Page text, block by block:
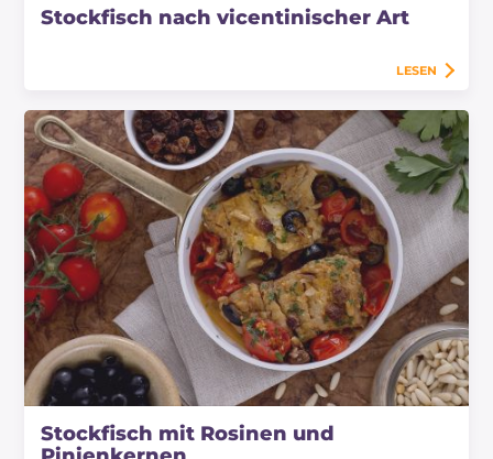
Stockfisch nach vicentinischer Art
LESEN
Stockfisch mit Rosinen und